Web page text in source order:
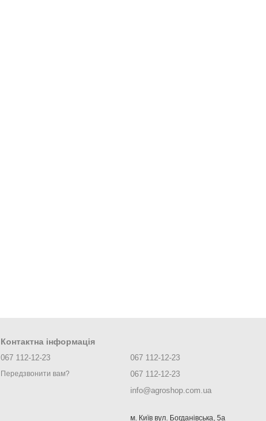
Контактна інформація
067 112-12-23
Передзвонити вам?
067 112-12-23
067 112-12-23
info@agroshop.com.ua
м. Київ вул. Богданівська, 5а